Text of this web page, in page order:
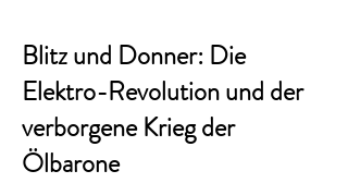
Blitz und Donner: Die
Elektro-Revolution und der
verborgene Krieg der
Ölbarone